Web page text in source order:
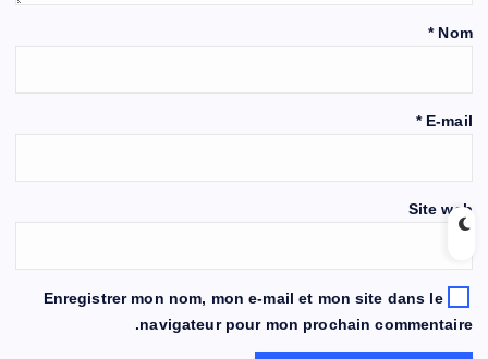
Nom
*
E-mail
*
Site web
Enregistrer mon nom, mon e-mail et mon site dans le
navigateur pour mon prochain commentaire.